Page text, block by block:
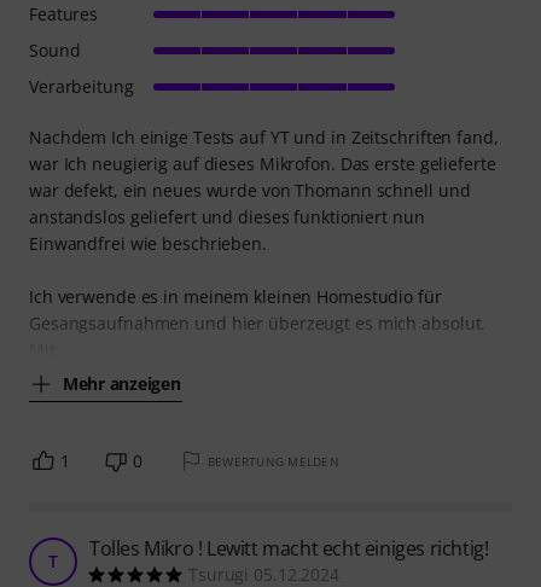
Nachdem Ich einige Tests auf YT und in Zeitschriften fand,
war Ich neugierig auf dieses Mikrofon. Das erste gelieferte
war defekt, ein neues wurde von Thomann schnell und
anstandslos geliefert und dieses funktioniert nun
Einwandfrei wie beschrieben.
Ich verwende es in meinem kleinen Homestudio für
Gesangsaufnahmen und hier überzeugt es mich absolut.
Mehr anzeigen
Features
Sound
Verarbeitung
1 0 BEWERTUNG MELDEN
T Tolles Mikro ! Lewitt macht echt einiges richtig!
Tsurugi 05.12.2024